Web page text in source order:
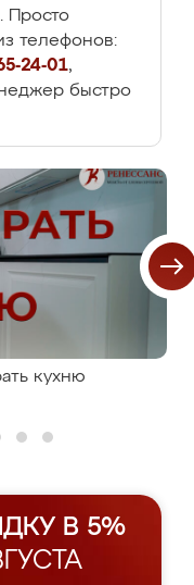
Просто
телефонов:
24-01,
быстро
кухню
В 5%